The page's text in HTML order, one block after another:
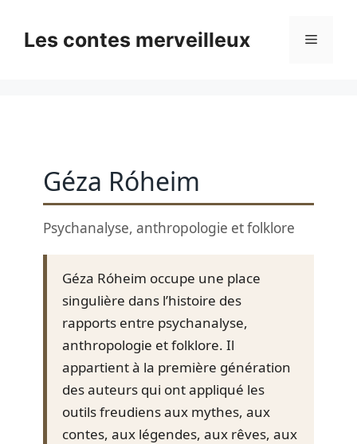
contentLes contes merveilleux Menu
Géza Róheim
Psychanalyse, anthropologie et folklore
Géza Róheim occupe une place
singulière dans l’histoire des
rapports entre psychanalyse,
anthropologie et folklore. Il
appartient à la première génération
des auteurs qui ont appliqué les
outils freudiens aux mythes, aux
contes, aux légendes, aux rêves, aux